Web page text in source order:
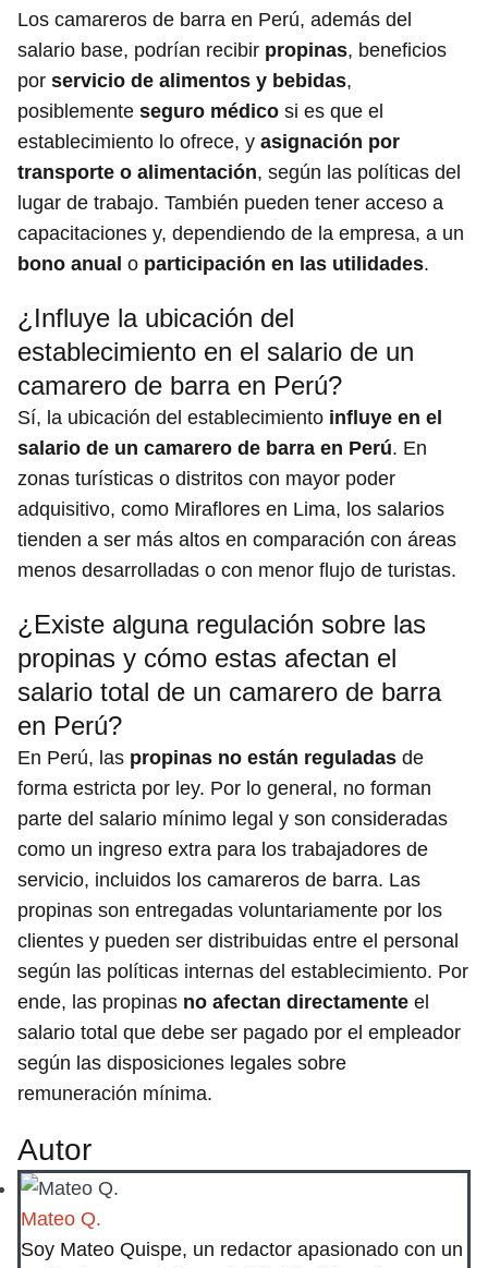
Los camareros de barra en Perú, además del
salario base, podrían recibir propinas, beneficios
por servicio de alimentos y bebidas,
posiblemente seguro médico si es que el
establecimiento lo ofrece, y asignación por
transporte o alimentación, según las políticas del
lugar de trabajo. También pueden tener acceso a
capacitaciones y, dependiendo de la empresa, a un
bono anual o participación en las utilidades.
¿Influye la ubicación del
establecimiento en el salario de un
camarero de barra en Perú?
Sí, la ubicación del establecimiento influye en el
salario de un camarero de barra en Perú. En
zonas turísticas o distritos con mayor poder
adquisitivo, como Miraflores en Lima, los salarios
tienden a ser más altos en comparación con áreas
menos desarrolladas o con menor flujo de turistas.
¿Existe alguna regulación sobre las
propinas y cómo estas afectan el
salario total de un camarero de barra
en Perú?
En Perú, las propinas no están reguladas de
forma estricta por ley. Por lo general, no forman
parte del salario mínimo legal y son consideradas
como un ingreso extra para los trabajadores de
servicio, incluidos los camareros de barra. Las
propinas son entregadas voluntariamente por los
clientes y pueden ser distribuidas entre el personal
según las políticas internas del establecimiento. Por
ende, las propinas no afectan directamente el
salario total que debe ser pagado por el empleador
según las disposiciones legales sobre
remuneración mínima.
Autor
Mateo Q.
Soy Mateo Quispe, un redactor apasionado con un